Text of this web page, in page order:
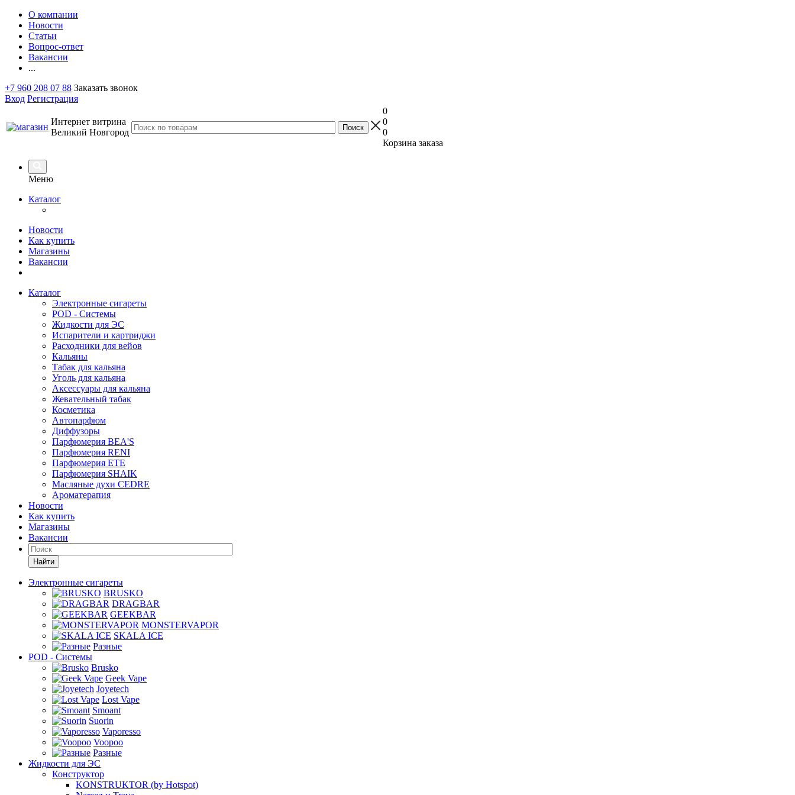
О компании
Новости
Статьи
Вопрос-ответ
Вакансии
...
+7 960 208 07 88 Заказать звонок
Вход Регистрация
Интернет витрина
Великий Новгород
0
0
0
Корзина заказа
Меню
Каталог
Новости
Как купить
Магазины
Вакансии
Каталог
Электронные сигареты
POD - Системы
Жидкости для ЭС
Испарители и картриджи
Расходники для вейов
Кальяны
Табак для кальяна
Уголь для кальяна
Аксессуары для кальяна
Жевательный табак
Косметика
Автопарфюм
Диффузоры
Парфюмерия BEA'S
Парфюмерия RENI
Парфюмерия ETE
Парфюмерия SHAIK
Масляные духи CEDRE
Ароматерапия
Новости
Как купить
Магазины
Вакансии
Найти
Электронные сигареты
BRUSKO
DRAGBAR
GEEKBAR
MONSTERVAPOR
SKALA ICE
Разные
POD - Системы
Brusko
Geek Vape
Joyetech
Lost Vape
Smoant
Suorin
Vaporesso
Voopoo
Разные
Жидкости для ЭС
Конструктор
KONSTRUKTOR (by Hotspot)